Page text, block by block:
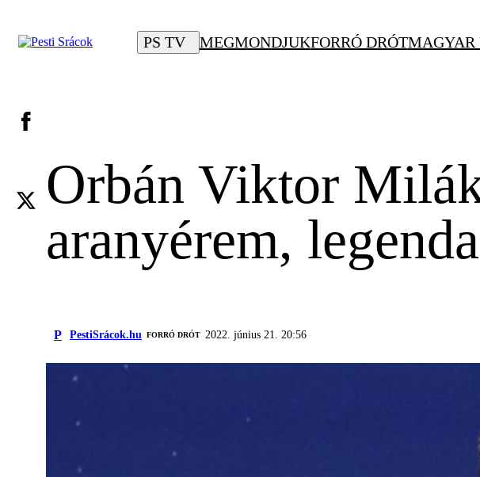
PS TV MEGMONDJUKFORRÓ DRÓTMAGYAR
Orbán Viktor
aranyérem, legenda
P PestiSrácok.hu FORRÓ DRÓT 2022. június 21. 20:56